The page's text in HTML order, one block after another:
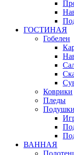
ГОСТИНАЯ
Гобелен
Коврики
Пледы
ВАННАЯ